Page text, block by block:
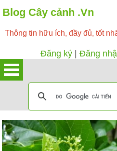
Blog Cây cảnh .Vn
Thông tin hữu ích, đầy đủ, tốt
Đăng ký Đăng